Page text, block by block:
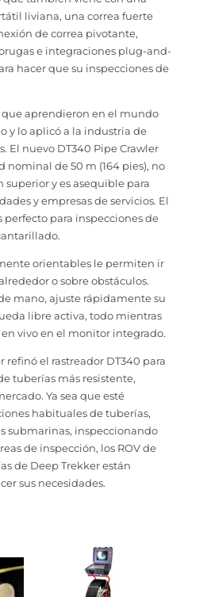
liviana, una correa fuerte
de correa pivotante,
e integraciones plug-and-
hacer que su inspecciones de
aprendieron en el mundo
y lo aplicó a la industria de
El nuevo DT340 Pipe Crawler
de 50 m (164 pies), no
y es asequible para
y empresas de servicios. El
perfecto para inspecciones de
orientables le permiten ir
o sobre obstáculos.
mano, ajuste rápidamente su
libre activa, todo mientras
en vivo en el monitor integrado.
refinó el rastreador DT340 para
tuberías más resistente,
Ya sea que esté
habituales de tuberías,
submarinas, inspeccionando
de inspección, los ROV de
de Deep Trekker están
sus necesidades.